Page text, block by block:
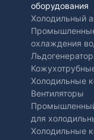
оборудования
Холодильный
охлаждения
Холодильные
Вентиляторы
для
Холодильные